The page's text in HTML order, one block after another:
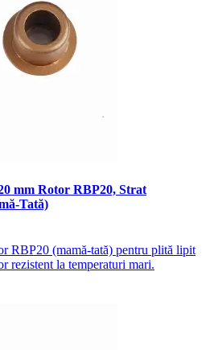
mm Rotor RBP20, Strat
Tată)
RBP20 (mamă-tată) pentru plită lipit
rezistent la temperaturi mari.